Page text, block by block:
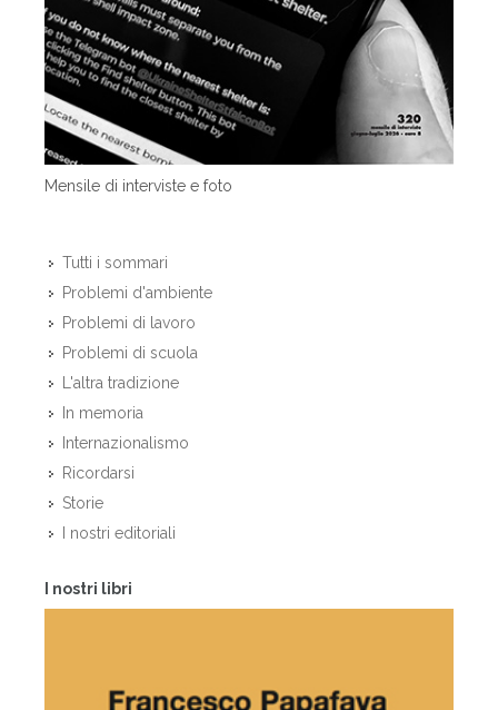
Mensile di interviste e foto
Tutti i sommari
Problemi d'ambiente
Problemi di lavoro
Problemi di scuola
L'altra tradizione
In memoria
Internazionalismo
Ricordarsi
Storie
I nostri editoriali
I nostri libri